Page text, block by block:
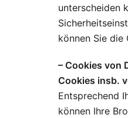
unterscheiden
können Sie die
– Cookies von
Cookies insb.
Entsprechend
können Ihre